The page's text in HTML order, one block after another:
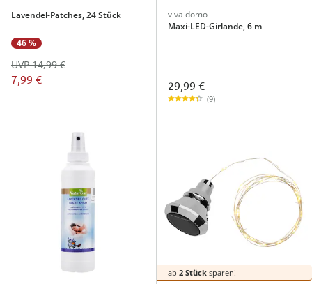
Lavendel-Patches, 24 Stück
46 %
7,99 €
UVP 14,99 €
viva domo
Maxi-LED-Girlande, 6 m
29,99 €
(9)
ab 2 Stücksparen!